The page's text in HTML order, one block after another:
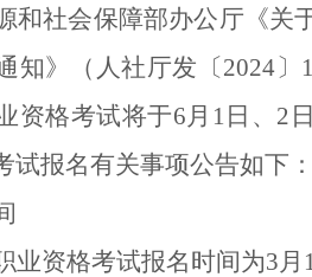
和社会保障部办公厅《关
知》（人社厅发 〔2024〕
资格考试将于6月1日、2
试报名有关事项公告如下：
业资格考试报名时间为3月